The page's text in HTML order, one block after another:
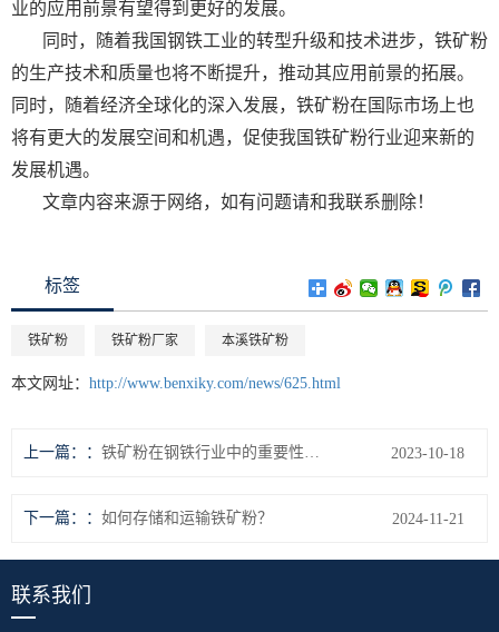
业的应用前景有望得到更好的发展。
同时，随着我国钢铁工业的转型升级和技术进步，铁矿粉
的生产技术和质量也将不断提升，推动其应用前景的拓展。
同时，随着经济全球化的深入发展，铁矿粉在国际市场上也
将有更大的发展空间和机遇，促使我国铁矿粉行业迎来新的
发展机遇。
文章内容来源于网络，如有问题请和我联系删除！
标签
铁矿粉 铁矿粉厂家 本溪铁矿粉
本文网址： http://www.benxiky.com/news/625.html
上一篇： 2023-10-18
下一篇： 如何存储和运输铁矿粉？ 2024-11-21
联系我们